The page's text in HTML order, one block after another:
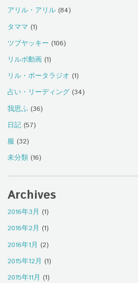
アリル・アリル (84)
タママ (1)
ツブヤッキー (106)
リルポ動画 (1)
リル・ポータラジオ (1)
占い・リーディング (34)
我思ふ (36)
日記 (57)
服 (32)
未分類 (16)
Archives
2016年3月 (1)
2016年2月 (1)
2016年1月 (2)
2015年12月 (1)
2015年11月 (1)